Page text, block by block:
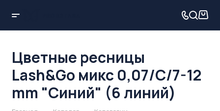
Цветные ресницы
Lash&Go микс 0,07/C/7-12
mm "Синий" (6 линий)